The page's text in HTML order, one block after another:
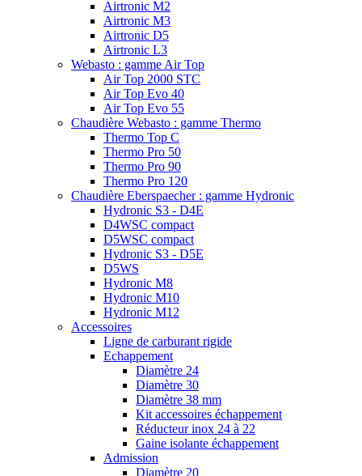
Airtronic M2
Airtronic M3
Airtronic D5
Airtronic L3
Webasto : gamme Air Top
Air Top 2000 STC
Air Top Evo 40
Air Top Evo 55
Chaudière Webasto : gamme Thermo
Thermo Top C
Thermo Pro 50
Thermo Pro 90
Thermo Pro 120
Chaudière Eberspaecher : gamme Hydronic
Hydronic S3 - D4E
D4WSC compact
D5WSC compact
Hydronic S3 - D5E
D5WS
Hydronic M8
Hydronic M10
Hydronic M12
Accessoires
Ligne de carburant rigide
Echappement
Diamètre 24
Diamètre 30
Diamètre 38 mm
Kit accessoires échappement
Réducteur inox 24 à 22
Gaine isolante échappement
Admission
Diamètre 20